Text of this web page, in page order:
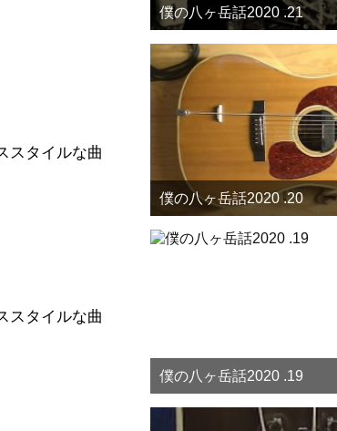
タイルな曲
タイルな曲
僕の八ヶ岳話2020 .21
僕の八ヶ岳話2020 .20
僕の八ヶ岳話2020 .19